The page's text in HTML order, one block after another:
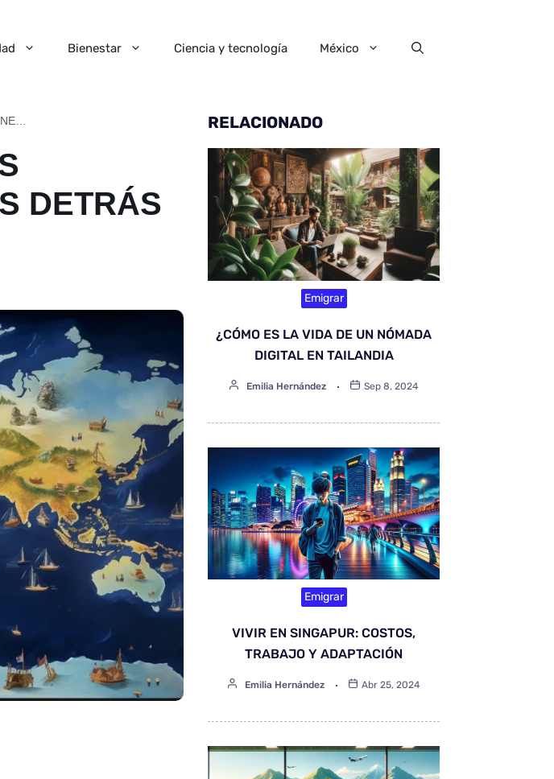
Bienestar Ciencia y tecnología México
DETRÁS
RELACIONADO
Emigrar
¿CÓMO ES LA VIDA DE UN NÓMADA
DIGITAL EN TAILANDIA
Emilia Hernández Sep 8, 2024
Emigrar
VIVIR EN SINGAPUR: COSTOS,
TRABAJO Y ADAPTACIÓN
Emilia Hernández Abr 25, 2024